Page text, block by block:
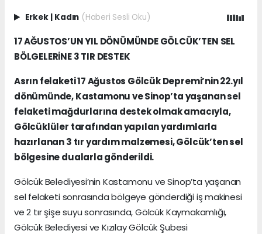
Erkek | Kadın (Haberi Sesli Oku)
17 AĞUSTOS’UN YIL DÖNÜMÜNDE GÖLCÜK’TEN SEL
BÖLGELERİNE 3 TIR DESTEK
Asrın felaketi 17 Ağustos Gölcük Depremi’nin 22.yıl
dönümünde, Kastamonu ve Sinop’ta yaşanan sel
felaketi mağdurlarına destek olmak amacıyla,
Gölcüklüler tarafından yapılan yardımlarla
hazırlanan 3 tır yardım malzemesi, Gölcük’ten sel
bölgesine dualarla gönderildi.
Gölcük Belediyesi’nin Kastamonu ve Sinop’ta yaşanan
sel felaketi sonrasında bölgeye gönderdiği iş makinesi
ve 2 tır şişe suyu sonrasında, Gölcük Kaymakamlığı,
Gölcük Belediyesi ve Kızılay Gölcük Şubesi